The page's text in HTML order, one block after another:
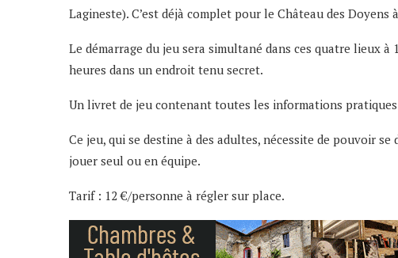
Lagineste). C’est déjà complet pour le Château des Doyens
Le démarrage du jeu sera simultané dans ces quatre lieux à
heures dans un endroit tenu secret.
Un livret de jeu contenant toutes les informations
Ce jeu, qui se destine à des adultes, nécessite de pouvoir
jouer seul ou en équipe.
Tarif : 12 €/personne à régler sur place.